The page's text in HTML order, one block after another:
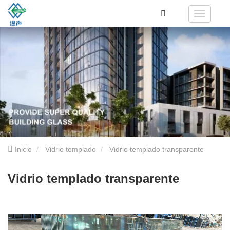
Inicio Vidrio templado Vidrio templado transparente
Vidrio templado transparente